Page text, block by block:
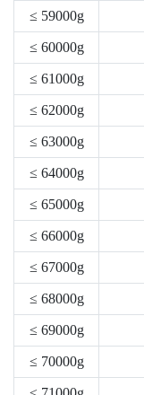
≤ 59000g
≤ 60000g
≤ 61000g
≤ 62000g
≤ 63000g
≤ 64000g
≤ 65000g
≤ 66000g
≤ 67000g
≤ 68000g
≤ 69000g
≤ 70000g